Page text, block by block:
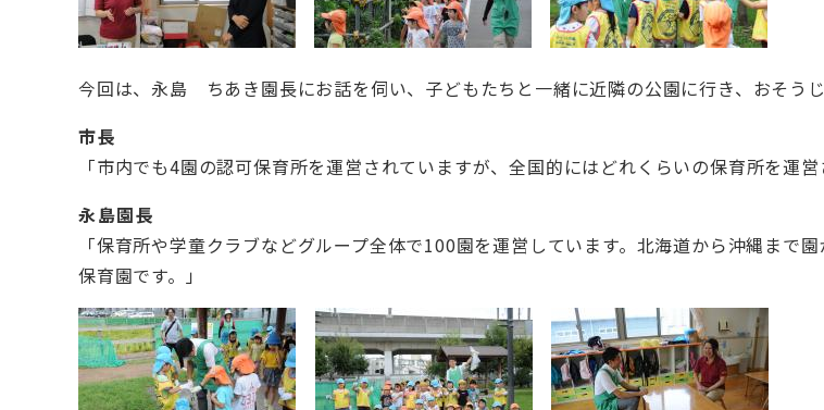
今回は、永島 ちあき園長にお話を伺い、子どもたちと一緒に近隣の公園に行き、おそう
市長
「市内でも4園の認可保育所を運営されていますが、全国的にはどれくらいの保育所を運営
永島園長
「保育所や学童クラブなどグループ全体で100園を運営しています。北海道から沖縄まで
保育園です。」